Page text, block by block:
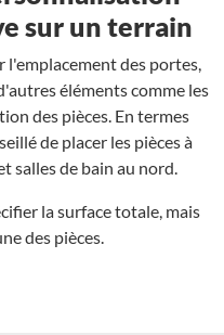
sur un terrain
des portes,
éléments comme les
des pièces. En termes
de placer les pièces à
salles de bain au nord.
la surface totale, mais
des pièces.